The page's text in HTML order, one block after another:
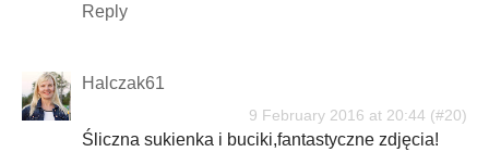
Reply
Halczak61
9 February 2016 at 20:44
Śliczna sukienka i buciki,fantastyczne zdjęcia!